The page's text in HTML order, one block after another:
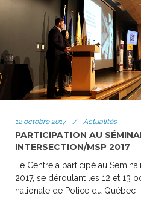
12 octobre 2017 / Actualités
PARTICIPATION AU
INTERSECTION/MSP 2017
Le Centre a participé au
2017, se déroulant les 12 et 13
nationale de Police du Québec